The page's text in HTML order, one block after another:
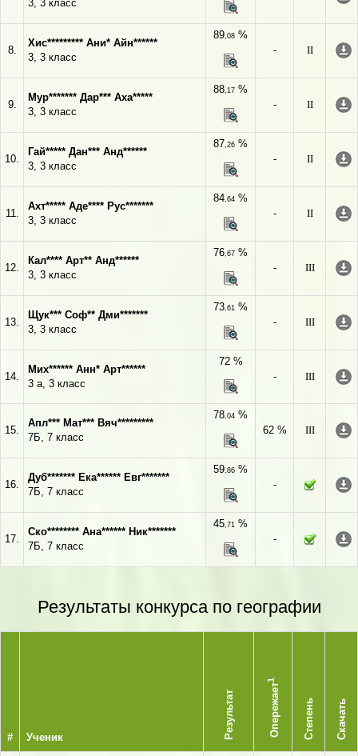
3, 3 класс
8.
Хис********* Ани* Айн******
3, 3 класс
89,08 %
-
II
9.
Мур******* Дар*** Аха*****
3, 3 класс
88,17 %
-
II
10.
Гай***** Дан*** Анд******
3, 3 класс
87,26 %
-
II
11.
Ахт***** Аде**** Рус*******
3, 3 класс
84,64 %
-
II
12.
Кал**** Арт** Анд******
3, 3 класс
76,67 %
-
III
13.
Щук*** Соф** Дми*******
3, 3 класс
73,61 %
-
III
14.
Мих****** Анн* Арт******
3 а, 3 класс
72 %
-
III
15.
Апл*** Мат*** Вяч*********
7Б, 7 класс
78,04 %
62 %
III
16.
Дуб******* Ека****** Евг*******
7Б, 7 класс
59,86 %
-
17.
Ско******** Ана****** Ник*******
7Б, 7 класс
45,71 %
-
Результаты конкурса по географии
# Ученик Результат Опережает
1
Степень Скачать